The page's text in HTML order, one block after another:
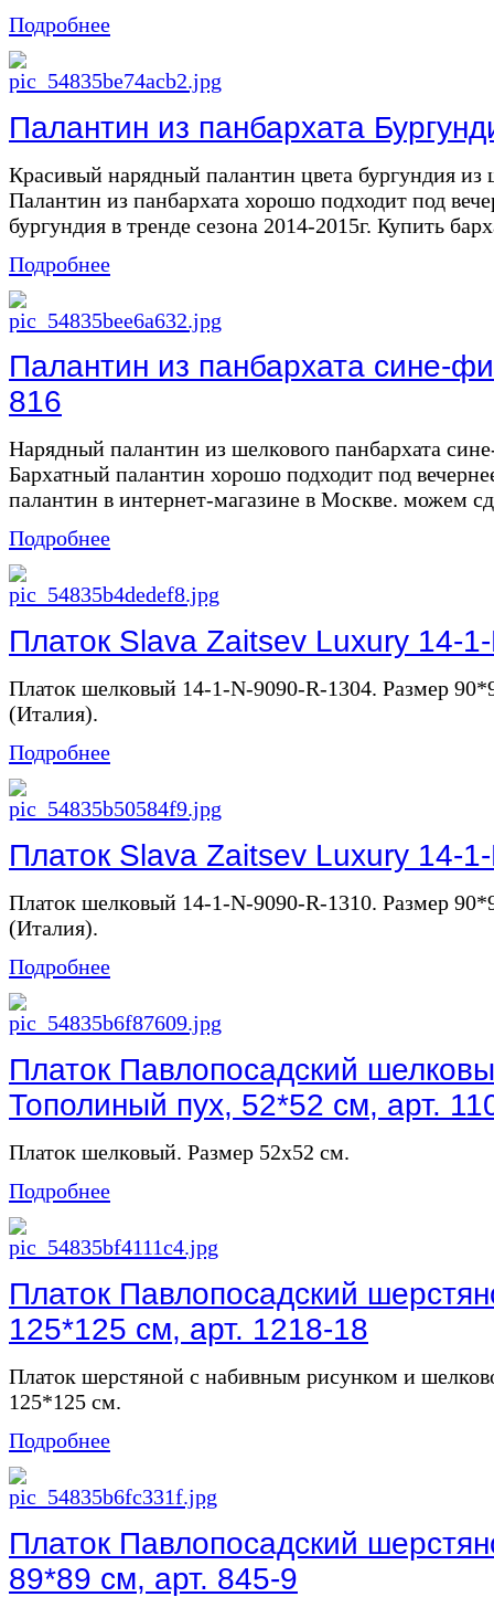
Подробнее
Палантин из панбархата
Красивый нарядный палантин цвета бургундия из
Палантин из панбархата хорошо подходит под
бургундия в тренде сезона 2014-2015г. Купить
Подробнее
Палантин из панбархата сине-
816
Нарядный палантин из шелкового панбархата
Бархатный палантин хорошо подходит под
палантин в интернет-магазине в Москве. можем
Подробнее
Платок Slava Zaitsev Luxury 14-
Платок шелковый 14-1-N-9090-R-1304. Размер
(Италия).
Подробнее
Платок Slava Zaitsev Luxury 14-
Платок шелковый 14-1-N-9090-R-1310. Размер
(Италия).
Подробнее
Платок Павлопосадский
Тополиный пух, 52*52 см, арт.
Платок шелковый. Размер 52х52 см.
Подробнее
Платок Павлопосадский
125*125 см, арт. 1218-18
Платок шерстяной с набивным рисунком и
125*125 см.
Подробнее
Платок Павлопосадский
89*89 см, арт. 845-9